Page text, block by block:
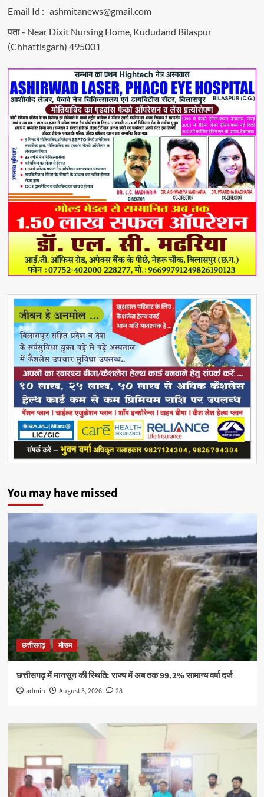
Email Id :- ashmitanews@gmail.com
पता - Near Dixit Nursing Home, Kududand Bilaspur
(Chhattisgarh) 495001
You may have missed
छत्तीसगढ़ मौसम
छत्तीसगढ़ में मानसून की स्थिति: राज्य में अब तक 99.2% सामान्य वर्षा दर्ज
admin August 5, 2026 28